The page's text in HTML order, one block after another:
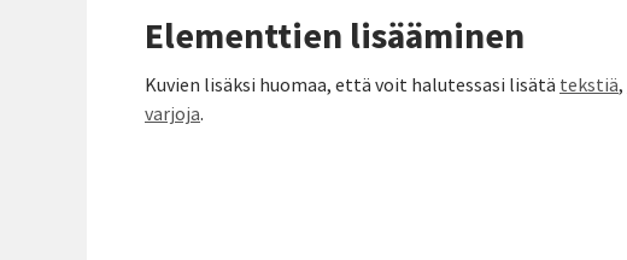
Elementtien lisääminen
Kuvien lisäksi huomaa, että voit halutessasi lisätä tekstiä,
varjoja.